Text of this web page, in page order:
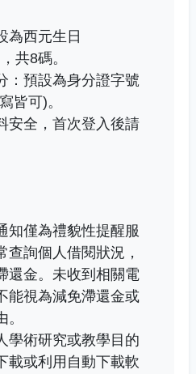
為西元生日
共8碼。
：預設為身分證字號
皆可)。
安全，首次登入後請
知僅為禮貌性提醒服
查詢個人借閱狀況，
還金。未收到相關電
能視為減免滯還金或
學術研究或教學目的
載或利用自動下載軟